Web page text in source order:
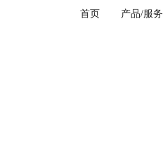
首页 产品/服务